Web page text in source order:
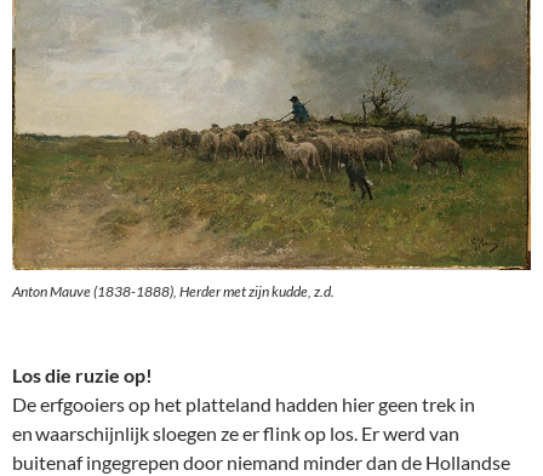
Anton Mauve (1838-1888), Herder met zijn kudde, z.d.
Los die ruzie op!
De erfgooiers op het platteland hadden hier geen trek in
en waarschijnlijk sloegen ze er flink op los. Er werd van
buitenaf ingegrepen door niemand minder dan de Hollandse